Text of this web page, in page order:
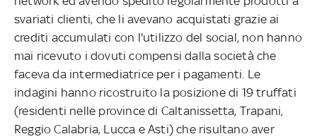
svariati clienti, che li avevano acquistati grazie ai
crediti accumulati con l'utilizzo del social, non hanno
mai ricevuto i dovuti compensi dalla società che
faceva da intermediatrice per i pagamenti. Le
indagini hanno ricostruito la posizione di 19 truffati
(residenti nelle province di Caltanissetta, Trapani,
Reggio Calabria, Lucca e Asti) che risultano aver